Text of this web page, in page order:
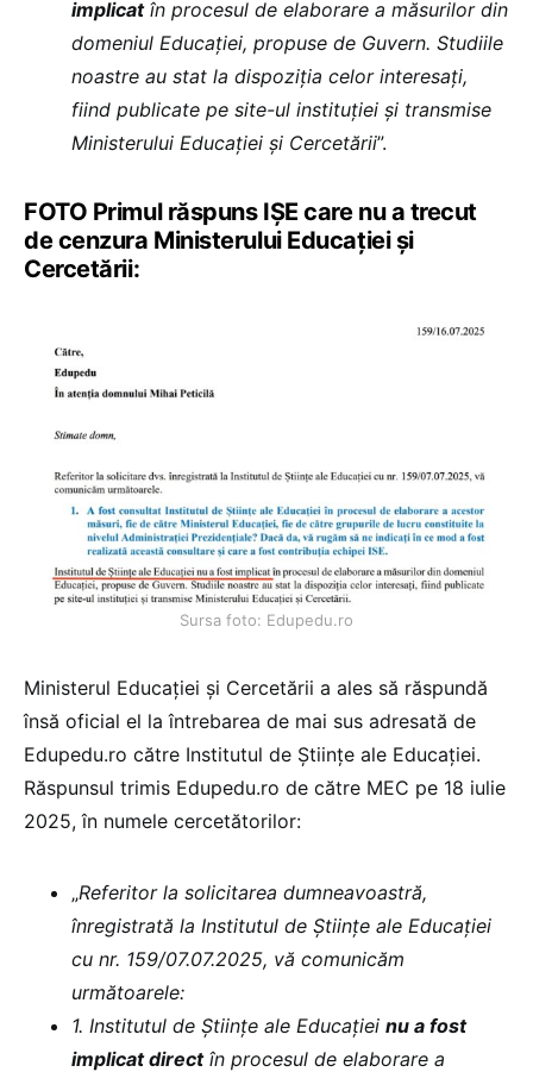
implicatîn procesul de elaborare a măsurilor din
domeniul Educației, propuse de Guvern. Studiile
noastre au stat la dispoziția celor interesați,
fiind publicate pe site-ul instituției și transmise
Ministerului Educației și Cercetării”.
FOTO Primul răspuns IȘE care nu a trecut
de cenzura Ministerului Educației și
Cercetării:
Sursa foto: Edupedu.ro
Ministerul Educației și Cercetării a ales să răspundă
însă oficial el la întrebarea de mai sus adresată de
Edupedu.ro către Institutul de Științe ale Educației.
Răspunsul trimis Edupedu.ro de către MEC pe 18 iulie
2025, în numele cercetătorilor:
„Referitor la solicitarea dumneavoastră,
înregistrată la Institutul de Științe ale Educației
cu nr. 159/07.07.2025, vă comunicăm
următoarele:
1. Institutul de Științe ale Educației nu a fost
implicatdirectîn procesul de elaborare a